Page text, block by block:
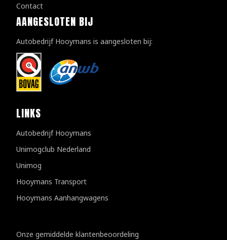
Contact
AANGESLOTEN BIJ
Autobedrijf Hooymans is aangesloten bij:
LINKS
Autobedrijf Hooymans
Unimogclub Nederland
Unimog
Hooymans Transport
Hooymans Aanhangwagens
Onze gemiddelde klantenbeoordeling